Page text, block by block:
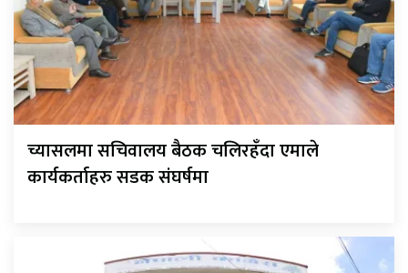
च्यासलमा सचिवालय बैठक चलिरहँदा एमाले
कार्यकर्ताहरु सडक संघर्षमा